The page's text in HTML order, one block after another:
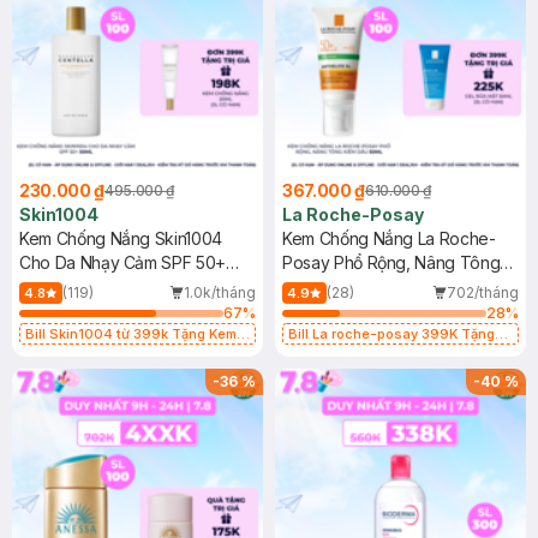
230.000 ₫495.000 ₫
Skin1004
Kem Chống Nắng Skin1004
Cho Da Nhạy Cảm SPF 50+
50ml
4.8 (119)
1.0k/tháng
67%
Bill Skin1004 từ 399k Tặng Kem
SPF 50+ 20ml (SL Có Hạn)
367.000 ₫610.000 ₫
La Roche-Posay
Kem Chống Nắng La Roche-
Posay Phổ Rộng, Nâng Tông
Kiềm Dầu 50ml
4.9 (28)
702/tháng
28%
Bill La roche-posay 399K Tặng
(SL có hạn)
-36% -40%